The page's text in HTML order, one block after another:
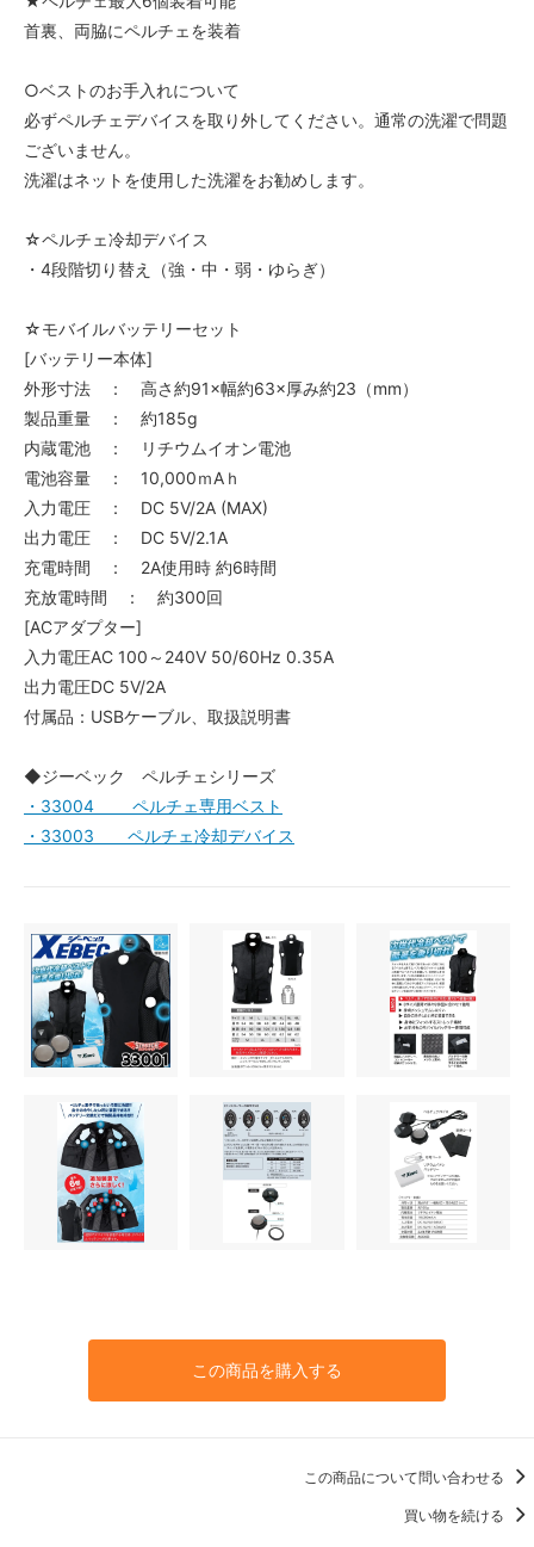
首裏、両脇にペルチェを装着
○ベストのお手入れについて
必ずペルチェデバイスを取り外してください。通常の洗濯で問題
ございません。
洗濯はネットを使用した洗濯をお勧めします。
☆ペルチェ冷却デバイス
・4段階切り替え（強・中・弱・ゆらぎ）
☆モバイルバッテリーセット
[バッテリー本体]
外形寸法 ： 高さ約91×幅約63×厚み約23（mm）
製品重量 ： 約185g
内蔵電池 ： リチウムイオン電池
電池容量 ： 10,000ｍAｈ
入力電圧 ： DC 5V/2A (MAX)
出力電圧 ： DC 5V/2.1A
充電時間 ： 2A使用時 約6時間
充放電時間 ： 約300回
[ACアダプター]
入力電圧AC 100～240V 50/60Hz 0.35A
出力電圧DC 5V/2A
付属品：USBケーブル、取扱説明書
◆ジーベック ペルチェシリーズ
・33004 ペルチェ専用ベスト
・33003 ペルチェ冷却デバイス
この商品を購入する
この商品について問い合わせる
買い物を続ける